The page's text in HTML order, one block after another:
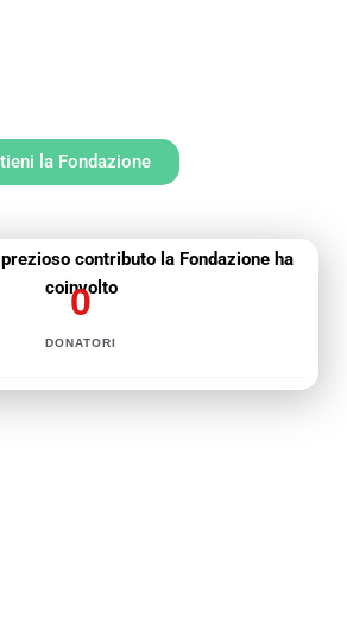
la Fondazione
contributo la Fondazione ha
coinvolto
DONATORI
0